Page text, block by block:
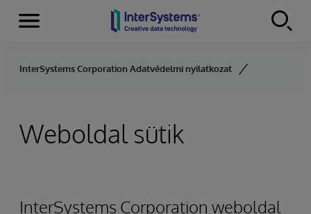
Skip to content
Menu
InterSystems Corporation Adatvédelmi nyilatkozat
Weboldal sütik
InterSystems Corporation weboldal